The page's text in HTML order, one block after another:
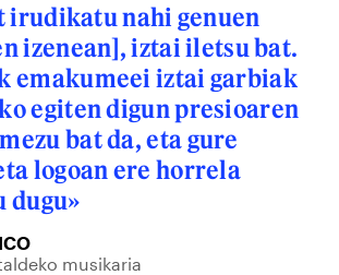
irudikatu nahi genuen
izenean], iztai iletsu bat.
emakumeei iztai garbiak
egiten digun presioaren
bat da, eta gure
logoan ere horrela
musikaria